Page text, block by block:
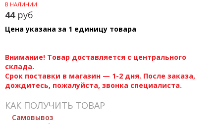
В НАЛИЧИИ
44 руб
Цена указана за 1 единицу товара
Внимание! Товар доставляется с центрального
склада.
Срок поставки в магазин — 1-2 дня. После заказа,
дождитесь, пожалуйста, звонка специалиста.
КАК ПОЛУЧИТЬ ТОВАР
Самовывоз